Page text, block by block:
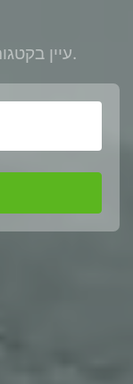
עיין בקטגוריות ובמיקומים המובילים שלנו.